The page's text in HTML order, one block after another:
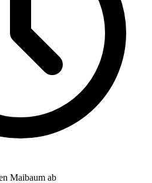
Maibaum ab